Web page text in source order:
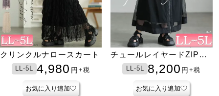
クリンクルナロースカート
LL-5L 4,980 円 +税
お気に入り追加
チュールレイヤードZIPフ
レアスカート
LL-5L 8,200 円 +税
お気に入り追加